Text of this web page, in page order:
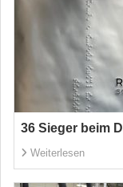
36 Sieger beim
Weiterlesen